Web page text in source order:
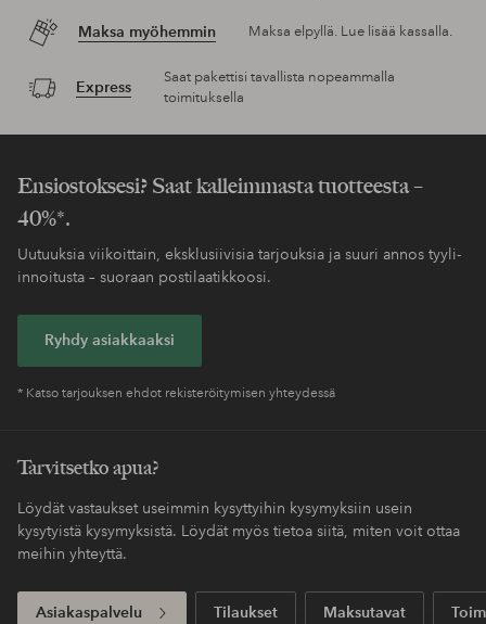
Maksa myöhemmin Maksa elpyllä. Lue lisää kassalla.
Express
Saat pakettisi tavallista nopeammalla
toimituksella
Ensiostoksesi? Saat kalleimmasta tuotteesta –
40%*.
Uutuuksia viikoittain, eksklusiivisia tarjouksia ja suuri annos tyyli-
innoitusta – suoraan postilaatikkoosi.
Ryhdy asiakkaaksi
* Katso tarjouksen ehdot rekisteröitymisen yhteydessä
Tarvitsetko apua?
Löydät vastaukset useimmin kysyttyihin kysymyksiin usein
kysytyistä kysymyksistä. Löydät myös tietoa siitä, miten voit ottaa
meihin yhteyttä.
Asiakaspalvelu Tilaukset Maksutavat